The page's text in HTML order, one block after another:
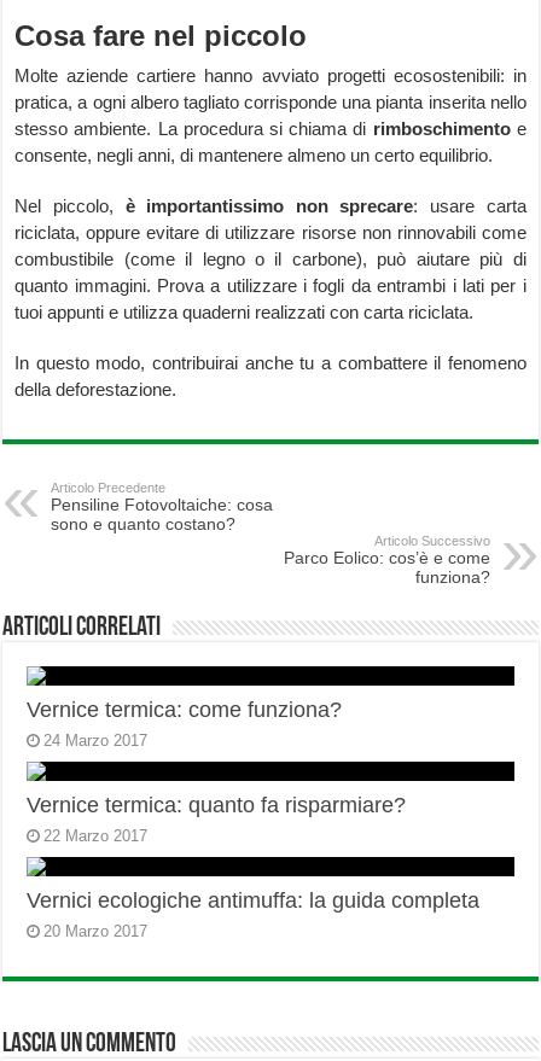
Cosa fare nel piccolo
Molte aziende cartiere hanno avviato progetti ecosostenibili: in
pratica, a ogni albero tagliato corrisponde una pianta inserita nello
stesso ambiente. La procedura si chiama di rimboschimentoe
consente, negli anni, di mantenere almeno un certo equilibrio.
Nel piccolo, è importantissimo non sprecare: usare carta
riciclata, oppure evitare di utilizzare risorse non rinnovabili come
combustibile (come il legno o il carbone), può aiutare più di
quanto immagini. Prova a utilizzare i fogli da entrambi i lati per i
tuoi appunti e utilizza quaderni realizzati con carta riciclata.
In questo modo, contribuirai anche tu a combattere il fenomeno
della deforestazione.
Articolo Precedente
Pensiline Fotovoltaiche: cosa
sono e quanto costano?
Articolo Successivo
Parco Eolico: cos’è e come
funziona?
Articoli correlati
Vernice termica: come funziona?
24 Marzo 2017
Vernice termica: quanto fa risparmiare?
22 Marzo 2017
Vernici ecologiche antimuffa: la guida completa
20 Marzo 2017
Lascia un commento